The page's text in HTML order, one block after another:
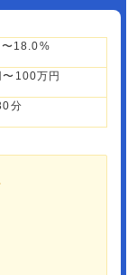
18.0%
〜100万円
分